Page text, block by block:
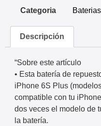
Categoria
Descripción
“Sobre este artículo
• Esta batería de
iPhone 6S Plus
compatible con tu
dos veces el modelo de
la batería.